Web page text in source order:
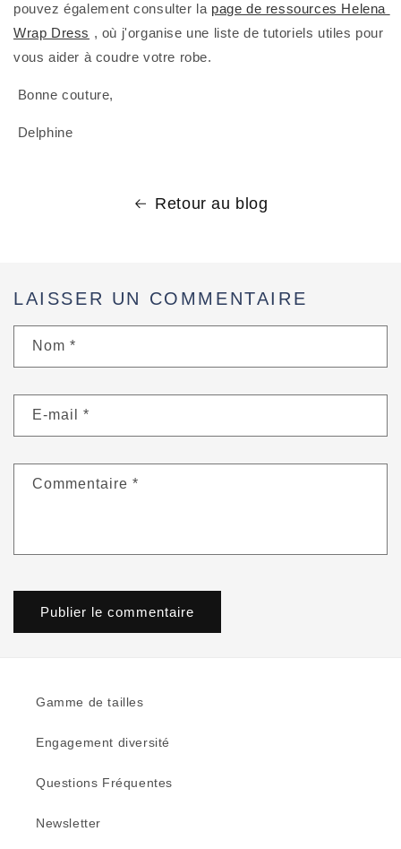
pouvez également consulter la page de ressources Helena
Wrap Dress , où j'organise une liste de tutoriels utiles pour
vous aider à coudre votre robe.
Bonne couture,
Delphine
Retour au blog
LAISSER UN COMMENTAIRE
Nom *
E-mail *
Commentaire *
Gamme de tailles
Engagement diversité
Questions Fréquentes
Newsletter